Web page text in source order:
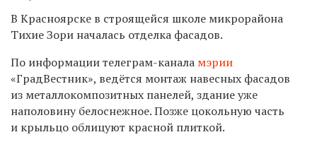
В Красноярске в строящейся школе микрорайона
Тихие Зори началась отделка фасадов.
По информации телеграм-канала мэрии
«ГрадВестник», ведётся монтаж навесных фасадов
из металлокомпозитных панелей, здание уже
наполовину белоснежное. Позже цокольную часть
и крыльцо облицуют красной плиткой.